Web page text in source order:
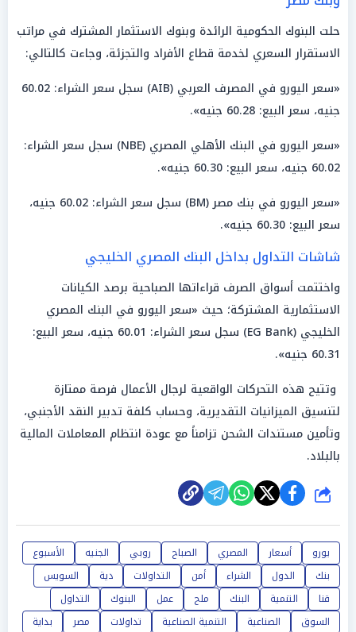
حلت البنوك الحكومية الرائدة وبنوك الاستثمار المشترك في مراتب
الاستقرار السعري لخدمة قطاع الأفراد والتجزئة، وجاءت كالتالي:
«سعر اليورو في المصرف العربي (AIB) سجل سعر الشراء: 60.02
جنيه، سعر البيع: 60.28 جنيه».
«سعر اليورو في البنك الأهلي المصري (NBE) سجل سعر الشراء:
60.02 جنيه، سعر البيع: 60.30 جنيه».
«سعر اليورو في بنك مصر (BM) سجل سعر الشراء: 60.02 جنيه،
سعر البيع: 60.30 جنيه».
شاشات التداول بداخل البنك المصري الخليجي
واختتمت أسواق الصرف قراءاتها الصباحية برصد الكيانات
الاستثمارية المشتركة؛ حيث «سعر اليورو في البنك المصري
الخليجي (EG Bank) سجل سعر الشراء: 60.01 جنيه، سعر البيع:
60.31 جنيه».
وتتيح هذه التحركات الواقعية لرجال الأعمال فرصة ممتازة
لتنسيق الميزانيات التقديرية، وحساب كلفة تدبير النقد الأجنبي،
وتأمين مستندات الشحن تزامناً مع عودة انتظام المعاملات المالية
بالبلاد.
شارك
يورو أسعار المصري الصباح روبي الجنيه
الأسبوع
بنك
الدول الشراء أمن التداولات دية
السويس
قنا
التنمية البنك ملح عمل البنوك
التداول
السوق
الصناعية التنمية الصناعية تداولات مصر
بداية